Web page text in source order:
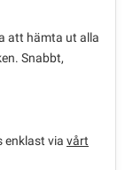
att hämta ut alla
Snabbt,
enklast via vårt